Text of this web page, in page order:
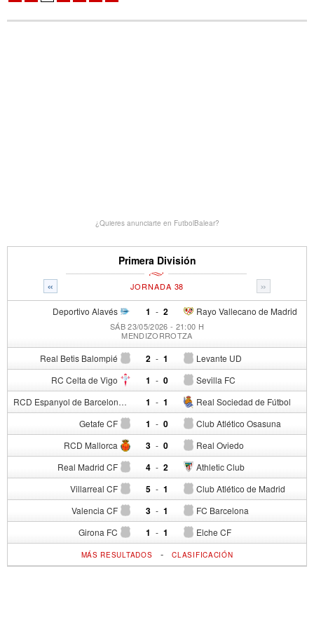
¿Quieres anunciarte en FutbolBalear?
Primera División
« »
JORNADA 38
Deportivo Alavés 1 - Rayo Vallecano de Madrid
2
SÁB 23/05/2026 - 21:00 H
MENDIZORROTZA
Real Betis Balompié 2 - Levante UD
1
RC Celta de Vigo 1 - Sevilla FC
0
RCD Espanyol de Barcelona 1 - Real Sociedad de Fútbol
1
Getafe CF 1 - Club Atlético Osasuna
0
RCD Mallorca 3 - Real Oviedo
0
Real Madrid CF 4 - Athletic Club
2
Villarreal CF 5 - Club Atlético de Madrid
1
Valencia CF 3 - FC Barcelona
1
Girona FC 1 - Elche CF
1
MÁS RESULTADOS -CLASIFICACIÓN